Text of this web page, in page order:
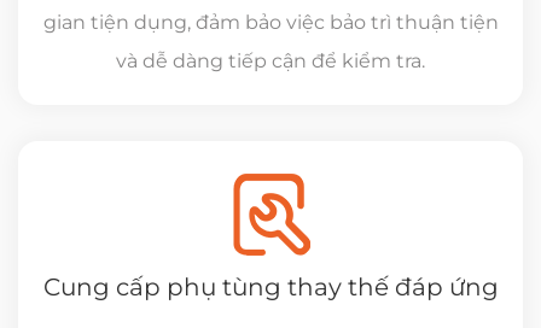
gian tiện dụng, đảm bảo việc bảo trì thuận tiện
và dễ dàng tiếp cận để kiểm tra.
Cung cấp phụ tùng thay thế đáp ứng